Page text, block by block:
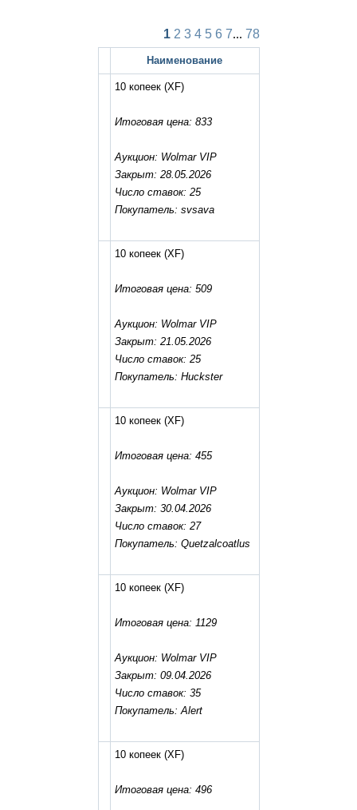
1 2 3 4 5 6 7... 78
Наименование
10 копеек(XF)
Итоговая цена: 833
Аукцион: Wolmar VIP
Закрыт: 28.05.2026
Число ставок: 25
Покупатель: svsava
10 копеек(XF)
Итоговая цена: 509
Аукцион: Wolmar VIP
Закрыт: 21.05.2026
Число ставок: 25
Покупатель: Huckster
10 копеек(XF)
Итоговая цена: 455
Аукцион: Wolmar VIP
Закрыт: 30.04.2026
Число ставок: 27
Покупатель: Quetzalcoatlus
10 копеек(XF)
Итоговая цена: 1129
Аукцион: Wolmar VIP
Закрыт: 09.04.2026
Число ставок: 35
Покупатель: Alert
10 копеек(XF)
Итоговая цена: 496